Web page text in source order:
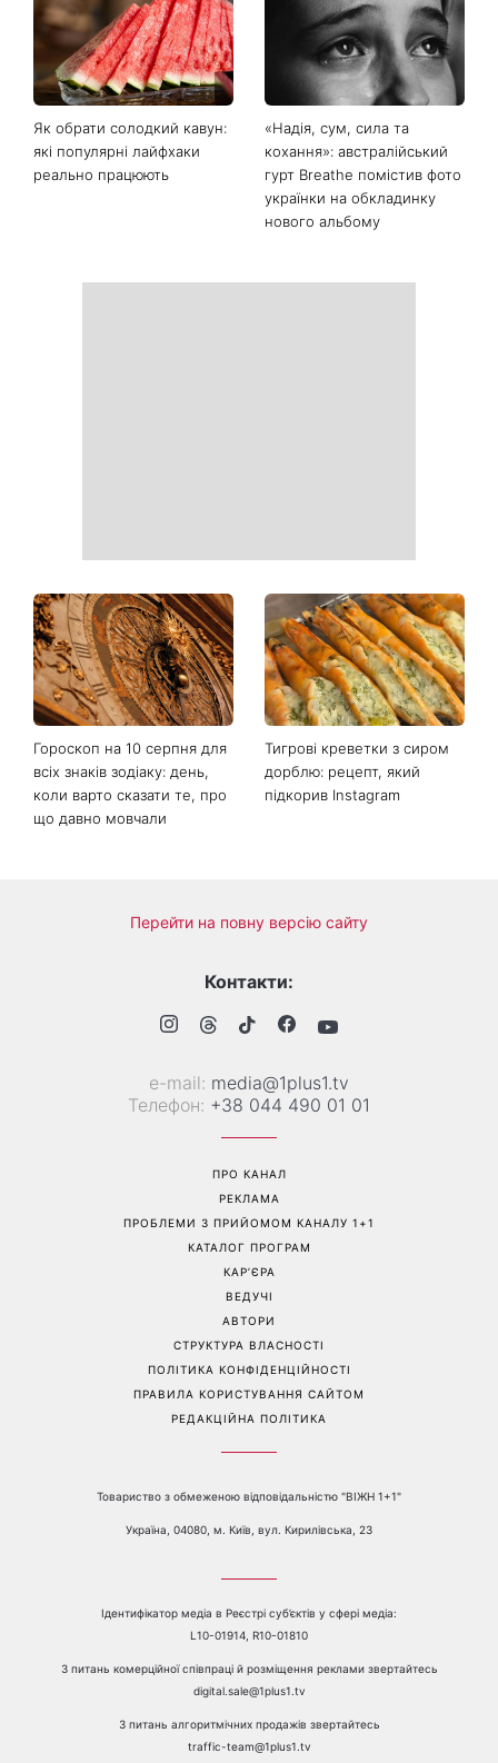
Як обрати солодкий кавун:
які популярні лайфхаки
реально працюють
«Надія, сум, сила та
кохання»: австралійський
гурт Breathe помістив фото
українки на обкладинку
нового альбому
Гороскоп на 10 серпня для
всіх знаків зодіаку: день,
коли варто сказати те, про
що давно мовчали
Тигрові креветки з сиром
дорблю: рецепт, який
підкорив Instagram
Перейти на повну версію сайту
Контакти:
е-mail: media@1plus1.tv
Телефон: +38 044 490 01 01
ПРО КАНАЛ
РЕКЛАМА
ПРОБЛЕМИ З ПРИЙОМОМ КАНАЛУ 1+1
КАТАЛОГ ПРОГРАМ
КАР’ЄРА
ВЕДУЧІ
АВТОРИ
СТРУКТУРА ВЛАСНОСТІ
ПОЛІТИКА КОНФІДЕНЦІЙНОСТІ
ПРАВИЛА КОРИСТУВАННЯ САЙТОМ
РЕДАКЦІЙНА ПОЛІТИКА
Товариство з обмеженою відповідальністю "ВІЖН 1+1"
Україна, 04080, м. Київ, вул. Кирилівська, 23
Ідентифікатор медіа в Реєстрі суб’єктів у сфері медіа:
L10-01914, R10-01810
З питань комерційної співпраці й розміщення реклами звертайтесь
digital.sale@1plus1.tv
З питань алгоритмічних продажів звертайтесь
traffic-team@1plus1.tv